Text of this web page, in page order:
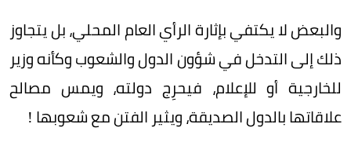
والبعض لا يكتفي بإثارة الرأي العام المحلي، بل يتجاوز
ذلك إلى التدخل في شؤون الدول والشعوب وكأنه وزير
للخارجية أو للإعلام، فيحرِج دولته، ويمس مصالح
علاقاتها بالدول الصديقة، ويثير الفتن مع شعوبها !